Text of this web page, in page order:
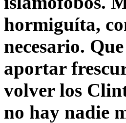
hormiguíta,
necesario.
aportar
volver los
no hay nadie